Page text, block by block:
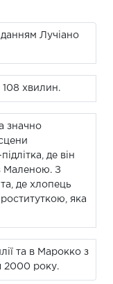
Лучіано
108 хвилин.
значно
де він
Маленою. З
де хлопець
яка
та в Марокко з
2000 року.